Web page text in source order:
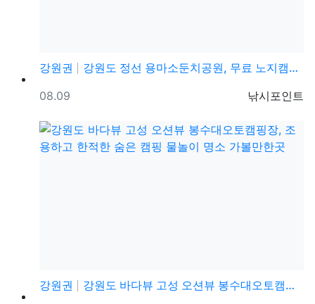
강원권
강원도 정선 용마소둔치공원, 무료 노지캠핑지 취사 야영…
등록자
낚시포인트
등록일
08.09
강원권
강원도 바다뷰 고성 오션뷰 봉수대오토캠핑장, 조용하고 …